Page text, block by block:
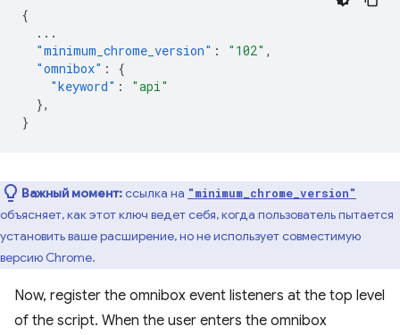
{
...
"minimum_chrome_version" : "102" ,
"omnibox" :
{
"keyword" :
"api"
},
}
Важный момент:ссылка на "minimum_chrome_version"
объясняет, как этот ключ ведет себя, когда пользователь пытается
установить ваше расширение, но не использует совместимую
версию Chrome.
Now, register the omnibox event listeners at the top level
of the script. When the user enters the omnibox